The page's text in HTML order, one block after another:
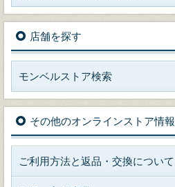
店舗を探す
モンベルストア検索
その他のオンラインストア情報
ご利用方法と返品・交換について